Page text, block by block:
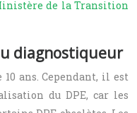
de la Transition
diagnostiqueur
ans. Cependant, il est
du DPE, car les